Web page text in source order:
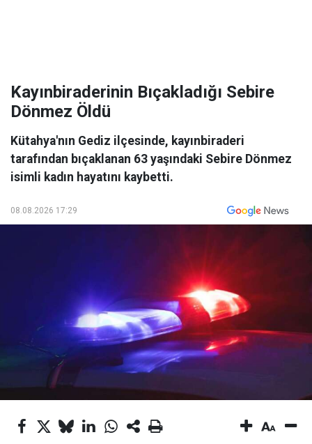
Kayınbiraderinin Bıçakladığı Sebire
Dönmez Öldü
Kütahya'nın Gediz ilçesinde, kayınbiraderi
tarafından bıçaklanan 63 yaşındaki Sebire Dönmez
isimli kadın hayatını kaybetti.
08.08.2026 17:29